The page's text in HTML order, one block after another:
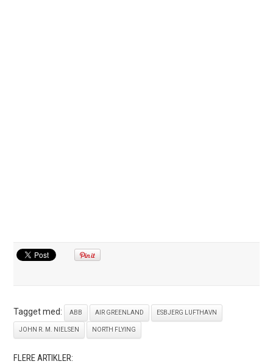
Tagget med: ABB AIR GREENLAND ESBJERG LUFTHAVN
JOHN R. M. NIELSEN NORTH FLYING
FLERE ARTIKLER: